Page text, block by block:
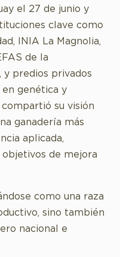
el 27 de junio y
clave como
INIA La Magnolia,
de la
y predios privados
en genética y
su visión
ganadería más
aplicada,
de mejora
como una raza
sino también
nacional e